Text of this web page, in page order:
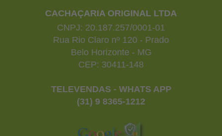
CACHAÇARIA ORIGINAL LTDA
CNPJ: 20.187.257/0001-01
Rua Rio Claro nº 120 - Prado
Belo Horizonte - MG
CEP: 30411-148
TELEVENDAS - WHATS APP
(31) 9 8365-1212